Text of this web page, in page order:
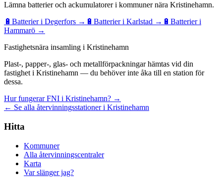
Lämna batterier och ackumulatoreri kommuner nära Kristinehamn.
🔋 Batterieri Degerfors → 🔋 Batterieri Karlstad → 🔋 Batterieri
Hammarö →
Fastighetsnära insamling i Kristinehamn
Plast-, papper-, glas- och metallförpackningar hämtas vid din
fastighet i Kristinehamn — du behöver inte åka till en station för
dessa.
Hur fungerar FNI i Kristinehamn? →
← Se alla återvinningsstationer i Kristinehamn
Hitta
Kommuner
Alla återvinningscentraler
Karta
Var slänger jag?